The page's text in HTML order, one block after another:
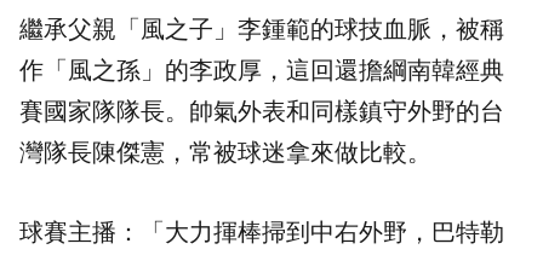
繼承父親「風之子」李鍾範的球技血脈，被稱
作「風之孫」的李政厚，這回還擔綱南韓經典
賽國家隊隊長。帥氣外表和同樣鎮守外野的台
灣隊長陳傑憲，常被球迷拿來做比較。
球賽主播：「大力揮棒掃到中右外野，巴特勒